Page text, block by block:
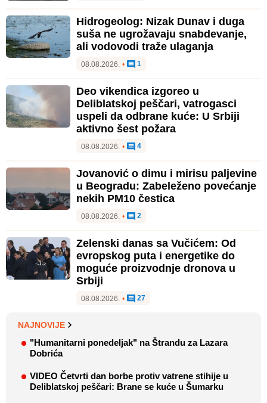
Hidrogeolog: Nizak Dunav i duga
suša ne ugrožavaju snabdevanje,
ali vodovodi traže ulaganja
08.08.2026. • 1
Deo vikendica izgoreo u
Deliblatskoj peščari, vatrogasci
uspeli da odbrane kuće: U Srbiji
aktivno šest požara
08.08.2026. • 4
Jovanović o dimu i mirisu paljevine
u Beogradu: Zabeleženo povećanje
nekih PM10 čestica
08.08.2026. • 2
Zelenski danas sa Vučićem: Od
evropskog puta i energetike do
moguće proizvodnje dronova u
Srbiji
08.08.2026. • 27
NAJNOVIJE
"Humanitarni ponedeljak" na Štrandu za Lazara
Dobrića
VIDEO Četvrti dan borbe protiv vatrene stihije u
Deliblatskoj peščari: Brane se kuće u Šumarku